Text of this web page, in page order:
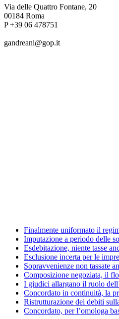
Via delle Quattro Fontane, 20
00184 Roma
P +39 06 478751
gandreani@gop.it
Finalmente uniformato il
Imputazione a periodo delle
Esdebitazione, niente tasse
Esclusione incerta per le
Sopravvenienze non tassate
Composizione negoziata, il
I giudici allargano il ruolo
Concordato in continuità, la
Ristrutturazione dei debiti
Concordato, per l’omologa